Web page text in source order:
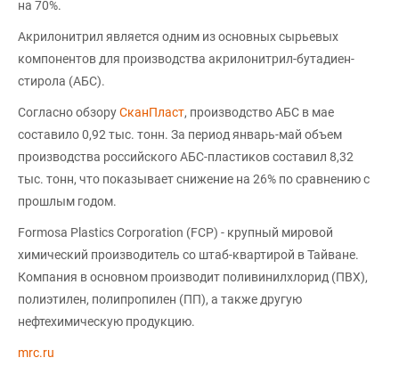
на 70%.
Акрилонитрил является одним из основных сырьевых
компонентов для производства акрилонитрил-бутадиен-
стирола (АБС).
Согласно обзоруСканПласт, производство АБС в мае
составило 0,92 тыс. тонн. За период январь-май объем
производства российского АБС-пластиков составил 8,32
тыс. тонн, что показывает снижение на 26% по сравнению с
прошлым годом.
Formosa Plastics Corporation (FCP) - крупный мировой
химический производитель со штаб-квартирой в Тайване.
Компания в основном производит поливинилхлорид (ПВХ),
полиэтилен, полипропилен (ПП), а также другую
нефтехимическую продукцию.
mrc.ru